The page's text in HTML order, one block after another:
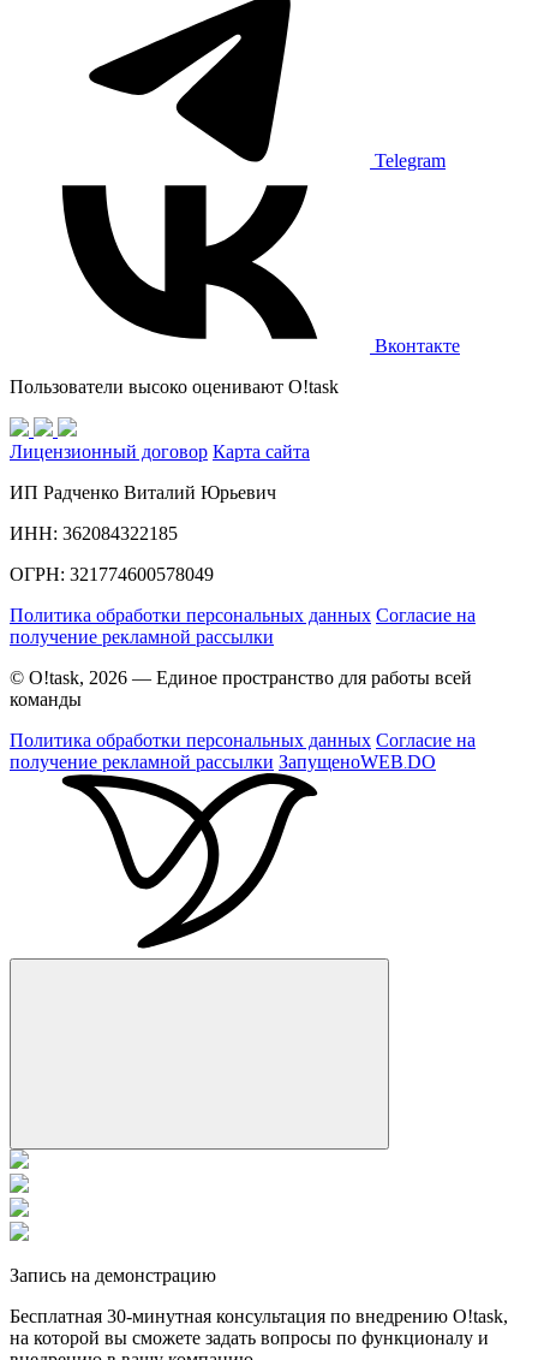
Telegram
Вконтакте
Пользователи высоко оценивают O!task
Лицензионный договор Карта сайта
ИП Радченко Виталий Юрьевич
ИНН: 362084322185
ОГРН: 321774600578049
Политика обработки персональных данных Согласие на
получение рекламной рассылки
© O!task, 2026 — Единое пространство для работы всей
команды
Политика обработки персональных данных Согласие на
получение рекламной рассылки ЗапущеноWEB.DO
Запись на демонстрацию
Бесплатная 30-минутная консультация по внедрению O!task,
на которой вы cможете задать вопросы по функционалу и